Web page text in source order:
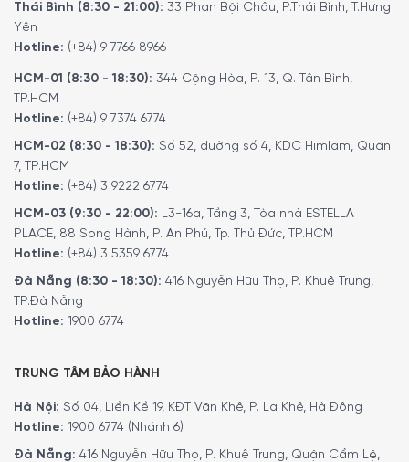
Máy Pha Cà Phê Tự Động Siemens TQ707D03 EQ.700 giúp bạn
Tích hợp tính năng hâm nóng cốc
Cốc được làm nóng trước góp phần mang lại giây phút
thưởng thức cà phê của bạn tuyệt vời hơn. Nhờ bộ phận
hâm nóng cốc, cà phê được giữ ấm lâu hơn trong cốc,
Đặc biệt cà phê espresso có được hương vị hoàn hảo
Thái Bình (8:30 - 21:00): 33 Phan Bội Châu, P.Thái Bình, T.Hưng
Yên
Hotline: (+84) 9 7766 8966
HCM-01 (8:30 - 18:30): 344 Cộng Hòa, P. 13, Q. Tân Bình,
TP.HCM
Hotline: (+84) 9 7374 6774
HCM-02 (8:30 - 18:30): Số 52, đường số 4, KDC Himlam, Quận
7, TP.HCM
Hotline: (+84) 3 9222 6774
HCM-03 (9:30 - 22:00): L3-16a, Tầng 3, Tòa nhà ESTELLA
PLACE, 88 Song Hành, P. An Phú, Tp. Thủ Đức, TP.HCM
Hotline: (+84) 3 5359 6774
Đà Nẵng (8:30 - 18:30): 416 Nguyễn Hữu Thọ, P. Khuê Trung,
TP.Đà Nẵng
Hotline: 1900 6774
TRUNG TÂM BẢO HÀNH
Hà Nội: Số 04, Liền Kề 19, KĐT Văn Khê, P. La Khê, Hà Đông
Hotline: 1900 6774 (Nhánh 6)
Đà Nẵng: 416 Nguyễn Hữu Thọ, P. Khuê Trung, Quận Cẩm Lệ,